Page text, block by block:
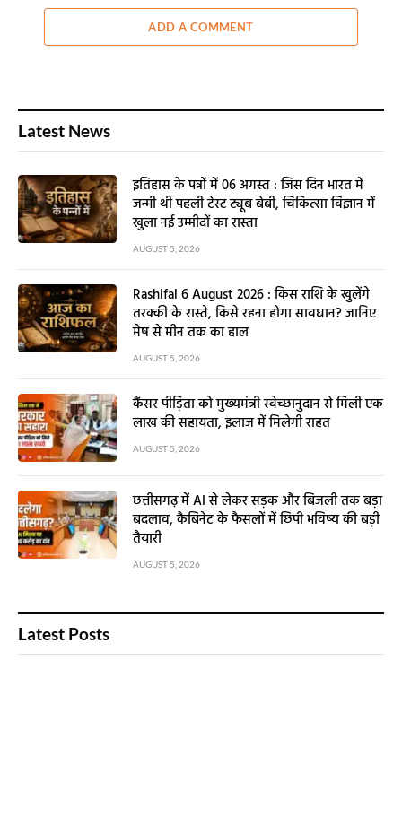
ADD A COMMENT
Latest News
इतिहास के पन्नों में 06 अगस्त : जिस दिन भारत में
जन्मी थी पहली टेस्ट ट्यूब बेबी, चिकित्सा विज्ञान में
खुला नई उम्मीदों का रास्ता
AUGUST 5, 2026
Rashifal 6 August 2026 : किस राशि के खुलेंगे
तरक्की के रास्ते, किसे रहना होगा सावधान? जानिए
मेष से मीन तक का हाल
AUGUST 5, 2026
कैंसर पीड़िता को मुख्यमंत्री स्वेच्छानुदान से मिली एक
लाख की सहायता, इलाज में मिलेगी राहत
AUGUST 5, 2026
छत्तीसगढ़ में AI से लेकर सड़क और बिजली तक बड़ा
बदलाव, कैबिनेट के फैसलों में छिपी भविष्य की बड़ी
तैयारी
AUGUST 5, 2026
Latest Posts